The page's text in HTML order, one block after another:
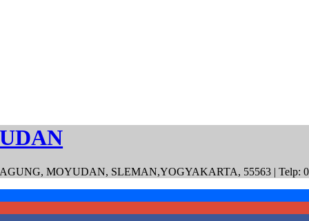
MOYUDAN, SLEMAN,YOGYAKARTA, 55563 | Telp: